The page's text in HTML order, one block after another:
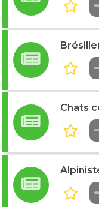
Chats